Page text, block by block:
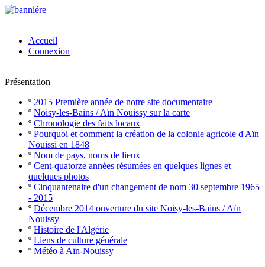
Accueil
Connexion
Présentation
º 2015 Première année de notre site documentaire
º Noisy-les-Bains / Aïn Nouissy sur la carte
º Chronologie des faits locaux
º Pourquoi et comment la création de la colonie agricole d'Aïn
Nouissi en 1848
º Nom de pays, noms de lieux
º Cent-quatorze années résumées en quelques lignes et
quelques photos
º Cinquantenaire d'un changement de nom 30 septembre 1965
- 2015
º Décembre 2014 ouverture du site Noisy-les-Bains / Aïn
Nouissy
º Histoire de l'Algérie
º Liens de culture générale
º Météo à Aïn-Nouissy